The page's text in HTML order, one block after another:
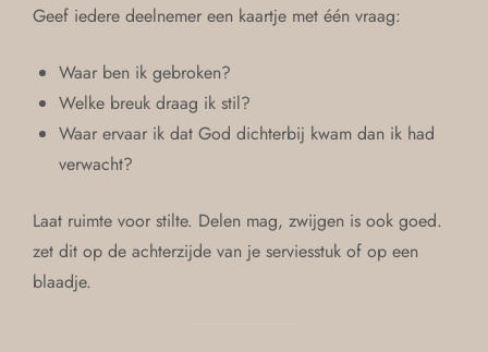
Geef iedere deelnemer een kaartje met één vraag:
Waar ben ik gebroken?
Welke breuk draag ik stil?
Waar ervaar ik dat God dichterbij kwam dan ik had
verwacht?
Laat ruimte voor stilte. Delen mag, zwijgen is ook goed.
zet dit op de achterzijde van je serviesstuk of op een
blaadje.